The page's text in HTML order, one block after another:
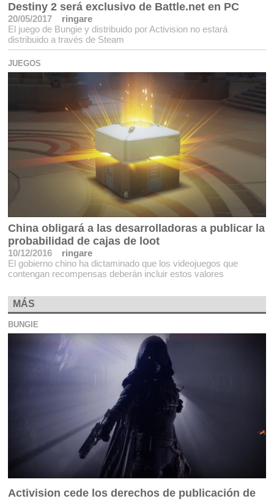
Destiny 2 será exclusivo de Battle.net en PC
20/05/2017
ringare
El juego de Bungie y distribuido por Activision no estará
distribuido a través de Steam
JUEGOS
China obligará a las desarrolladoras a publicar la
probabilidad de cajas de loot
10/12/2016
ringare
El gobierno chino ha dictaminado que los videojuegos que
contengan recompensas deberán incluir estos valores
MÁS
BUNGIE
Activision cede los derechos de publicación de